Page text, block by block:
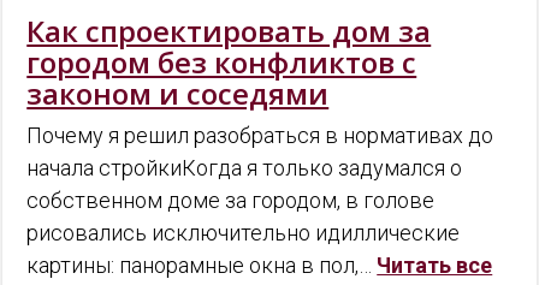
Как спроектировать дом за
городом без конфликтов с
законом и соседями
Почему я решил разобраться в нормативах до
начала стройкиКогда я только задумался о
собственном доме за городом, в голове
рисовались исключительно идиллические
картины: панорамные окна в пол,… Читать все